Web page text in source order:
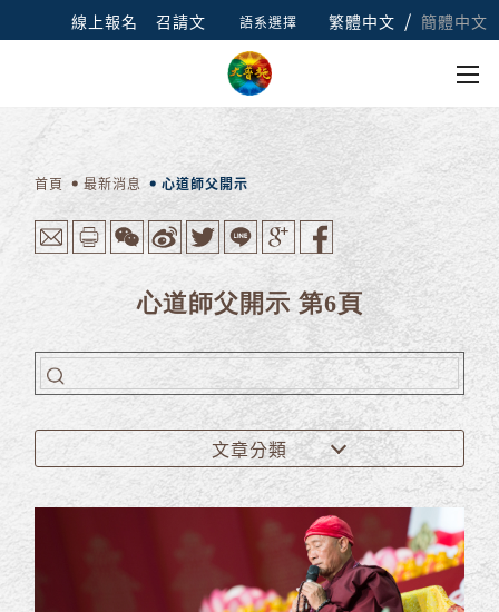
線上報名 召請文 語系選擇 繁體中文 / 簡體中文
首頁 最新消息 心道師父開示
心道師父開示 第6頁
文章分類